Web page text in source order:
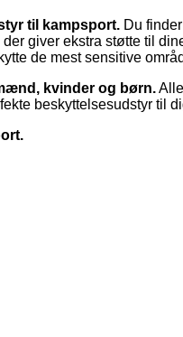
til kampsport. Du
giver ekstra støtte til
de mest sensitive
kvinder og børn.
beskyttelsesudstyr til